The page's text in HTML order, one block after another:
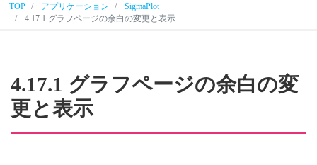
TOP アプリケーション
SigmaPlot
4.17.1 グラフページの余白の変更と表示
4.17.1 グラフページの余白の変
更と表示